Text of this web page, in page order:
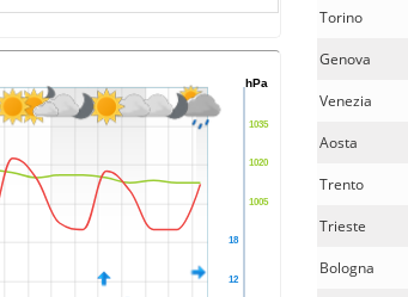
Torino
Genova
Venezia
Aosta
Trento
Trieste
Bologna
hPa
12
18
1005
1020
1035